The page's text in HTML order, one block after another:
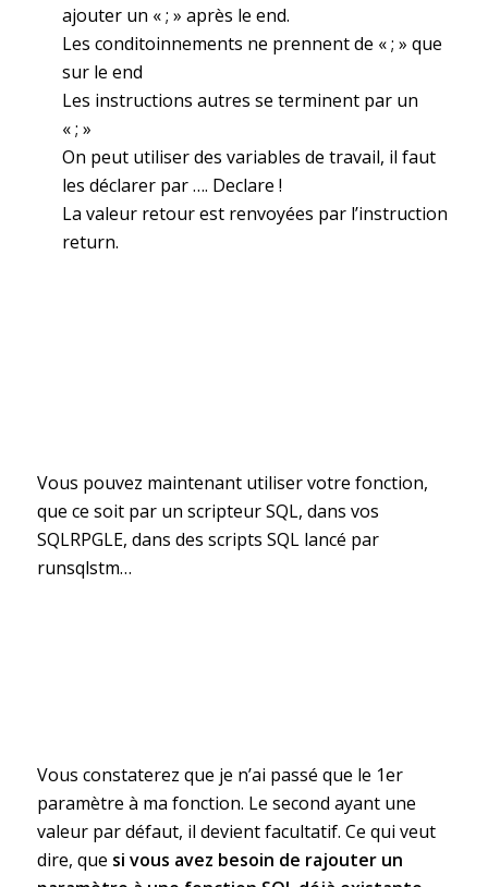
ajouter un « ; » après le end.
Les conditoinnements ne prennent de « ; » que
sur le end
Les instructions autres se terminent par un
« ; »
On peut utiliser des variables de travail, il faut
les déclarer par …. Declare !
La valeur retour est renvoyées par l’instruction
return.
Vous pouvez maintenant utiliser votre fonction,
que ce soit par un scripteur SQL, dans vos
SQLRPGLE, dans des scripts SQL lancé par
runsqlstm…
Vous constaterez que je n’ai passé que le 1er
paramètre à ma fonction. Le second ayant une
valeur par défaut, il devient facultatif. Ce qui veut
dire, que si vous avez besoin de rajouter un